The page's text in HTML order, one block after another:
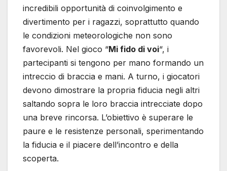
incredibili opportunità di coinvolgimento e
divertimento per i ragazzi, soprattutto quando
le condizioni meteorologiche non sono
favorevoli. Nel gioco “Mi fido di voi“, i
partecipanti si tengono per mano formando un
intreccio di braccia e mani. A turno, i giocatori
devono dimostrare la propria fiducia negli altri
saltando sopra le loro braccia intrecciate dopo
una breve rincorsa. L’obiettivo è superare le
paure e le resistenze personali, sperimentando
la fiducia e il piacere dell’incontro e della
scoperta.